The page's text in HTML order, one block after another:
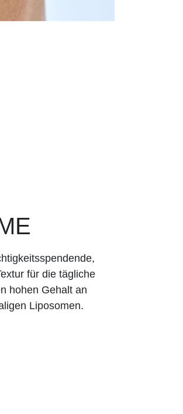
für die tägliche
hohen Gehalt an
Liposomen.